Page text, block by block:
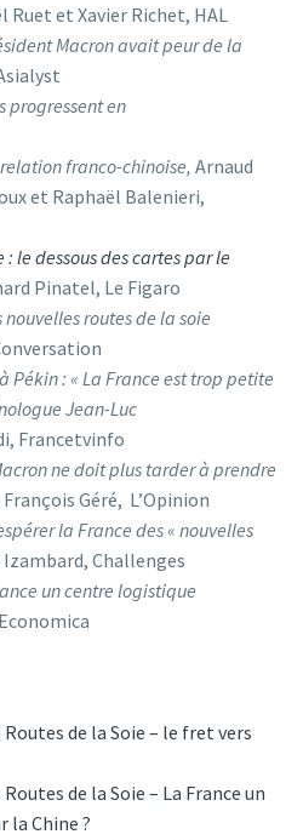
Ruet et Xavier Richet, HAL
Macron avait peur de la
progressent en
franco-chinoise, Arnaud
et Raphaël Balenieri,
le dessous des cartes par le
Pinatel, Le Figaro
routes de la soie
Pékin : « La France est trop petite
Jean-Luc
Francetvinfo
ne doit plus tarder à prendre
François Géré, L’Opinion
la France des « nouvelles
Challenges
un centre logistique
de la Soie – le fret vers
de la Soie – La France un
Chine ?